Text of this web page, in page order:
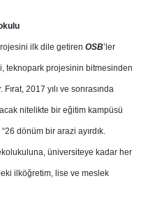
ilk dile getiren OSB’ler
teknopark projesinin bitmesinden
2017 yılı ve sonrasında
nitelikte bir eğitim kampüsü
dönüm bir arazi ayırdık.
üniversiteye kadar her
ilköğretim, lise ve meslek